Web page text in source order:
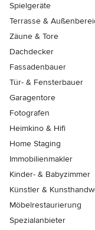
Spielgeräte
Terrasse &
Zäune & Tore
Dachdecker
Fassadenbauer
Tür- & Fensterbauer
Garagentore
Fotografen
Heimkino & Hifi
Home Staging
Immobilienmakler
Kinder- & Babyzimmer
Künstler &
Möbelrestaurierung
Spezialanbieter